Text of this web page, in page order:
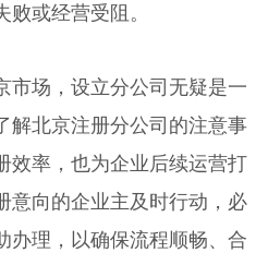
或经营受阻。
市场，设立分公司无疑是一
解北京注册分公司的注意事
效率，也为企业后续运营打
意向的企业主及时行动，必
办理，以确保流程顺畅、合